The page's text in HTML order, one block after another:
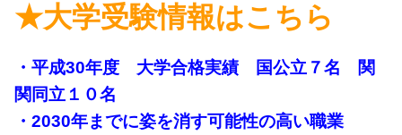
★大学受験情報はこちら
・平成30年度 大学合格実績 国公立７名 関
関同立１０名
・2030年までに姿を消す可能性の高い職業